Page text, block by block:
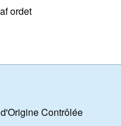
ordet
Contrôlée